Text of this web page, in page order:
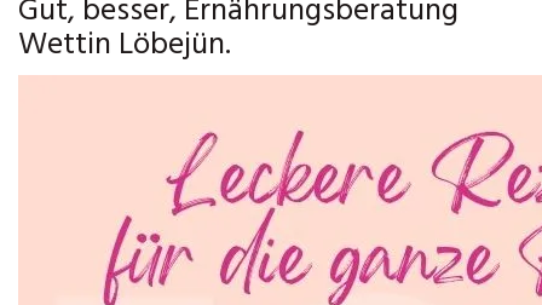
Gut, besser, Ernährungsberatung
Wettin Löbejün.